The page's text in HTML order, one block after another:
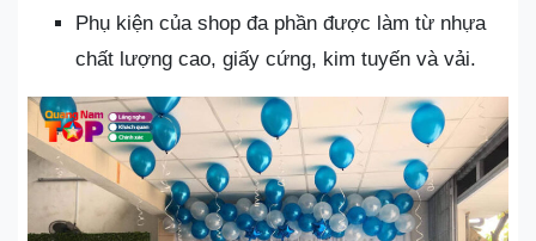
Phụ kiện của shop đa phần được làm từ nhựa
chất lượng cao, giấy cứng, kim tuyến và vải.